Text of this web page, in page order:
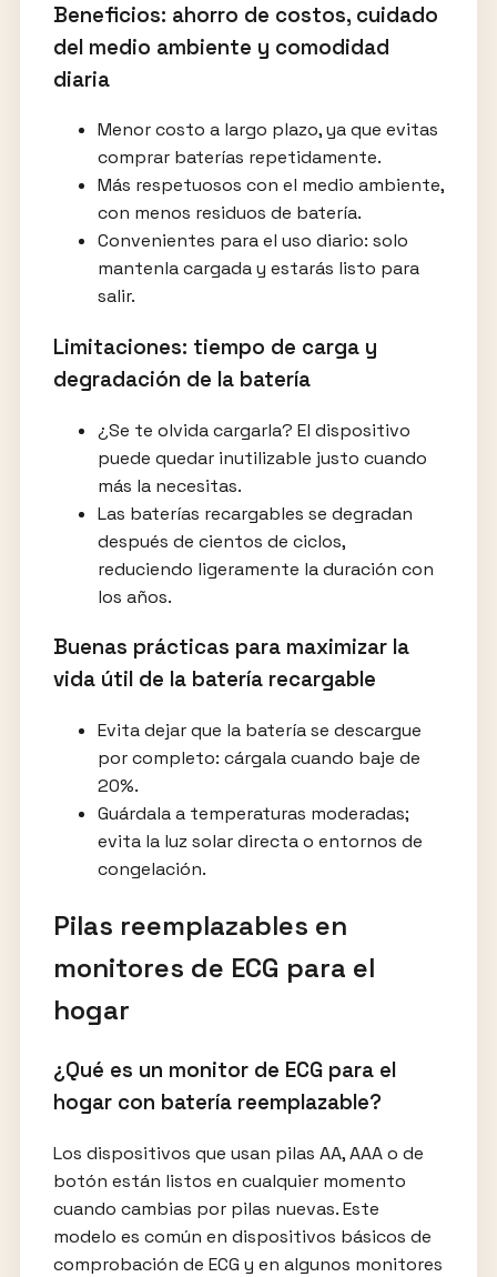
Beneficios: ahorro de costos, cuidado
del medio ambiente y comodidad
diaria
Menor costo a largo plazo, ya que evitas
comprar baterías repetidamente.
Más respetuosos con el medio ambiente,
con menos residuos de batería.
Convenientes para el uso diario: solo
mantenla cargada y estarás listo para
salir.
Limitaciones: tiempo de carga y
degradación de la batería
¿Se te olvida cargarla? El dispositivo
puede quedar inutilizable justo cuando
más la necesitas.
Las baterías recargables se degradan
después de cientos de ciclos,
reduciendo ligeramente la duración con
los años.
Buenas prácticas para maximizar la
vida útil de la batería recargable
Evita dejar que la batería se descargue
por completo: cárgala cuando baje de
20%.
Guárdala a temperaturas moderadas;
evita la luz solar directa o entornos de
congelación.
Pilas reemplazables en
monitores de ECG para el
hogar
¿Qué es un monitor de ECG para el
hogar con batería reemplazable?
Los dispositivos que usan pilas AA, AAA o de
botón están listos en cualquier momento
cuando cambias por pilas nuevas. Este
modelo es común en dispositivos básicos de
comprobación de ECG y en algunos monitores